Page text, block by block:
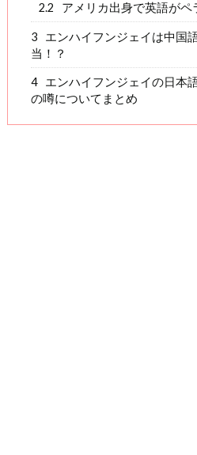
2.2 アメリカ出身で英語がペ
3
エンハイフンジェイは中国
当！？
4
エンハイフンジェイの日本
の噂についてまとめ